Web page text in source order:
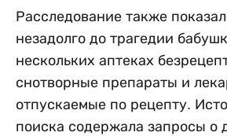
Расследование также
незадолго до трагедии
нескольких аптеках
снотворные препараты и
отпускаемые по рецепту.
поиска содержала запросы о